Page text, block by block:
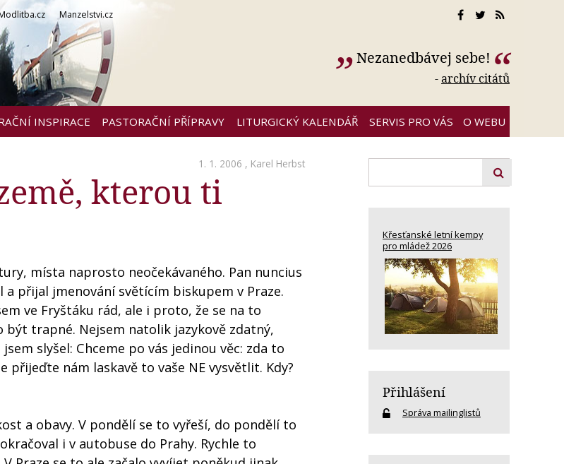
Manzelstvi.cz
Nezanedbávej sebe!
-archív citátů
INSPIRACE PASTORAČNÍ PŘÍPRAVY LITURGICKÝ KALENDÁŘ SERVIS PRO VÁS O WEBU
1. 1. 2006 , Karel Herbst
kterou ti
místa naprosto neočekávaného. Pan nuncius
přijal jmenování světícím biskupem v Praze.
ve Fryštáku rád, ale i proto, že se na to
trapné. Nejsem natolik jazykově zdatný,
slyšel: Chceme po vás jedinou věc: zda to
nám laskavě to vaše NE vysvětlit. Kdy?
a obavy. V pondělí se to vyřeší, do pondělí to
i v autobuse do Prahy. Rychle to
Křesťanské letní kempy
pro mládež 2026
Přihlášení
Správa mailinglistů